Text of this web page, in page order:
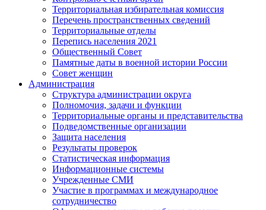
Территориальная избирательная комиссия
Перечень пространственных сведений
Территориальные отделы
Перепись населения 2021
Общественный Совет
Памятные даты в военной истории России
Совет женщин
Администрация
Структура администрации округа
Полномочия, задачи и функции
Территориальные органы и представительства
Подведомственные организации
Защита населения
Результаты проверок
Статистическая информация
Информационные системы
Учрежденные СМИ
Участие в программах и международное
сотрудничество